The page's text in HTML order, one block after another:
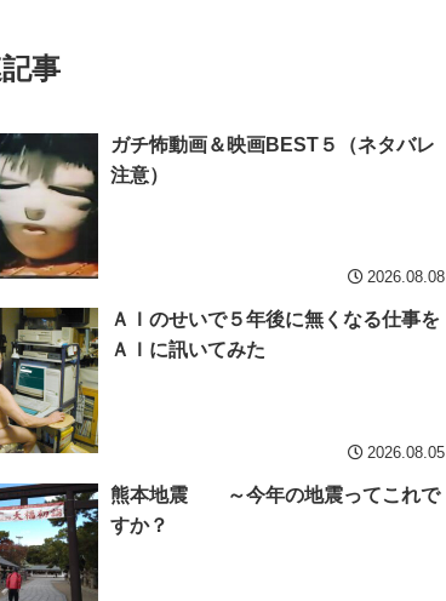
事
ガチ怖動画＆映画BEST５（ネタバレ
注意）
2026.08.08
ＡＩのせいで５年後に無くなる仕事を
ＡＩに訊いてみた
2026.08.05
熊本地震 ～今年の地震ってこれで
すか？